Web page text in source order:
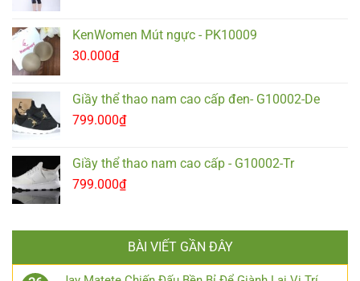
KenWomen Mút ngực - PK10009
30.000₫
Giầy thể thao nam cao cấp đen- G10002-De
799.000₫
Giầy thể thao nam cao cấp - G10002-Tr
799.000₫
BÀI VIẾT GẦN ĐÂY